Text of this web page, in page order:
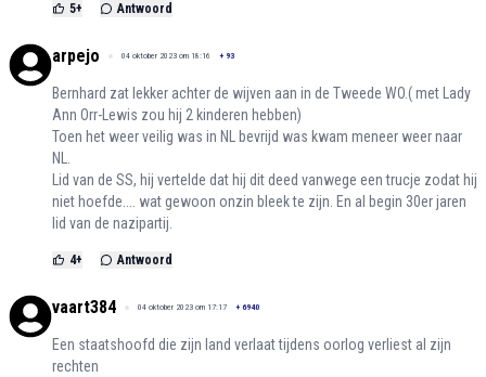
5+ Antwoord
arpejo 04 oktober 2023 om 18:16 + 93
Bernhard zat lekker achter de wijven aan in de Tweede WO.( met Lady
Ann Orr-Lewis zou hij 2 kinderen hebben)
Toen het weer veilig was in NL bevrijd was kwam meneer weer naar
NL.
Lid van de SS, hij vertelde dat hij dit deed vanwege een trucje zodat hij
niet hoefde.... wat gewoon onzin bleek te zijn. En al begin 30er jaren
lid van de nazipartij.
4+ Antwoord
vaart384 04 oktober 2023 om 17:17 + 6940
Een staatshoofd die zijn land verlaat tijdens oorlog verliest al zijn
rechten